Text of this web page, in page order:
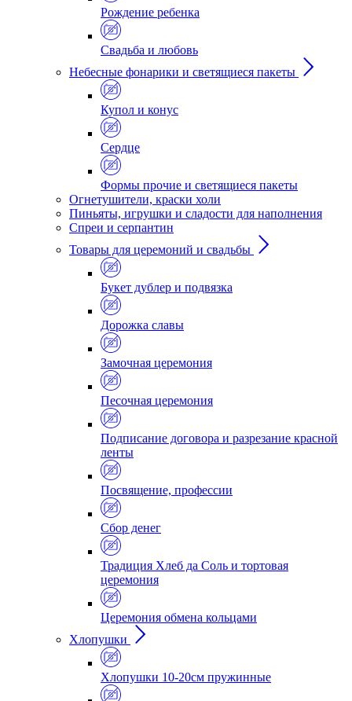
Рождение ребенка
Свадьба и любовь
Небесные фонарики и светящиеся пакеты
Купол и конус
Сердце
Формы прочие и светящиеся пакеты
Огнетушители, краски холи
Пиньяты, игрушки и сладости для наполнения
Спреи и серпантин
Товары для церемоний и свадьбы
Букет дублер и подвязка
Дорожка славы
Замочная церемония
Песочная церемония
Подписание договора и разрезание красной
ленты
Посвящение, профессии
Сбор денег
Традиция Хлеб да Соль и тортовая
церемония
Церемония обмена кольцами
Хлопушки
Хлопушки 10-20см пружинные